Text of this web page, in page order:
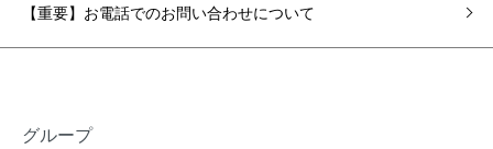
【重要】お電話でのお問い合わせについて
グループ